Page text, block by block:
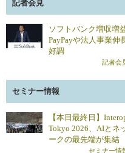
記者会見
ソフトバンク増収増益
PayPayや法人事業伸
好調
記者会
セミナー情報
【本日最終日】
Tokyo 2026、AIとネ
ークの最先端が集結
セミナー情